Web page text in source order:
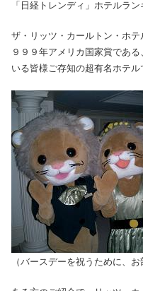
「日経トレンディ」ホテルラ
ザ・リッツ・カールトン・ホ
９９９年アメリカ国家賞であ
いる皆様ご存知の超有名ホテル
（バースデーを祝うために、